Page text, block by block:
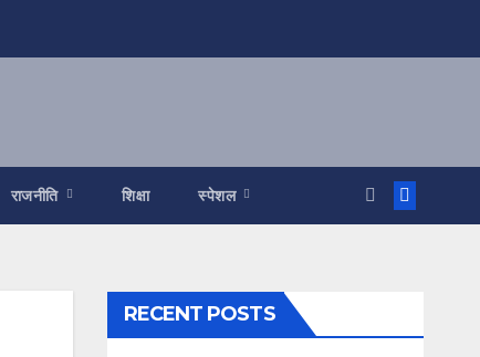
राजनीति शिक्षा स्पेशल
RECENT POSTS